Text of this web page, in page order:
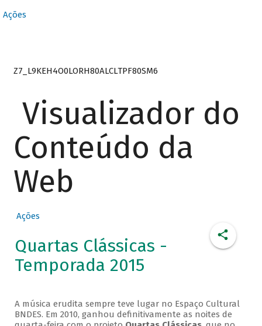
Ações
Z7_L9KEH4O0LORH80ALCLTPF80SM6
Visualizador do
Conteúdo da
Web
Ações
Quartas Clássicas -
Temporada 2015
A música erudita sempre teve lugar no Espaço Cultural
BNDES. Em 2010, ganhou definitivamente as noites de